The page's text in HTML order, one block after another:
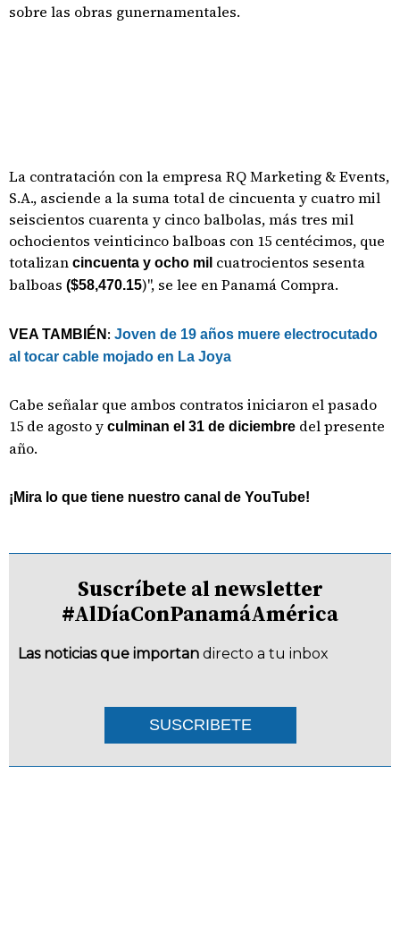
sobre las obras gunernamentales.
La contratación con la empresa RQ Marketing & Events,
S.A., asciende a la suma total de cincuenta y cuatro mil
seiscientos cuarenta y cinco balbolas, más tres mil
ochocientos veinticinco balboas con 15 centécimos, que
totalizan cincuenta y ocho mil cuatrocientos sesenta
balboas ($58,470.15)", se lee en Panamá Compra.
VEA TAMBIÉN : Joven de 19 años muere electrocutado
al tocar cable mojado en La Joya
Cabe señalar que ambos contratos iniciaron el pasado
15 de agosto y culminan el 31 de diciembre del presente
año.
¡Mira lo que tiene nuestro canal de YouTube!
Suscríbete al newsletter
#AlDíaConPanamáAmérica
Las noticias que importan directo a tu inbox
SUSCRIBETE